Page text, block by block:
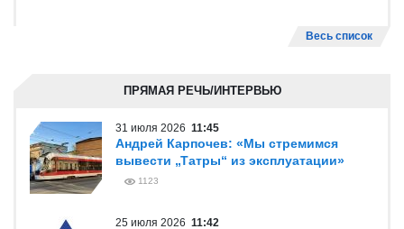
Весь список
ПРЯМАЯ РЕЧЬ/ИНТЕРВЬЮ
31 июля 2026 11:45
Андрей Карпочев: «Мы стремимся
вывести „Татры“ из эксплуатации»
1123
25 июля 2026 11:42